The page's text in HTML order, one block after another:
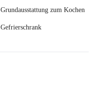
Grundausstattung zum Kochen
Gefrierschrank